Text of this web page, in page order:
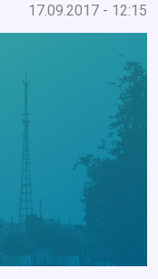
17.09.2017 - 12:15